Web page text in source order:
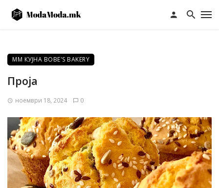
ММ КУЈНА BOBE'S BAKERY
Проја
ноември 18, 2024 0